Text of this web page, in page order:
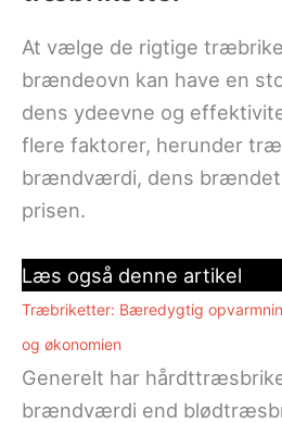
At vælge de rigtige
brændeovn kan have en
dens ydeevne og
flere faktorer, herunder
brændværdi, dens
prisen.
Læs også denne artikel
Træbriketter: Bæredygtig
og økonomien
Generelt har
brændværdi end